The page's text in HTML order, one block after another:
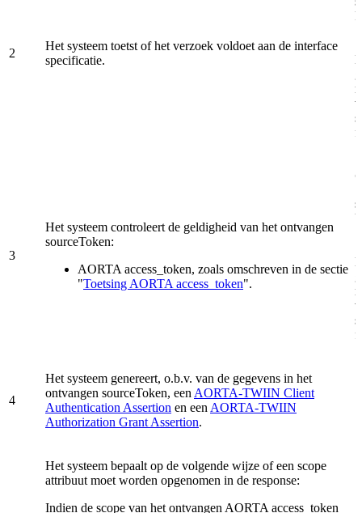
2
Het systeem toetst of het verzoek voldoet aan de interface
specificatie.
3
Het systeem controleert de geldigheid van het ontvangen
sourceToken:
AORTA access_token, zoals omschreven in de sectie
"Toetsing AORTA access_token".
4
Het systeem genereert, o.b.v. van de gegevens in het
ontvangen sourceToken, een AORTA-TWIIN Client
Authentication Assertion en een AORTA-TWIIN
Authorization Grant Assertion.
Het systeem bepaalt op de volgende wijze of een scope
attribuut moet worden opgenomen in de response:
Indien de scope van het ontvangen AORTA access_token